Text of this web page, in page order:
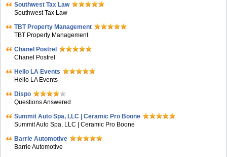
Southwest Tax Law
Southwest Tax Law
TBT Property Management
TBT Property Management
Chanel Postrel
Chanel Postrel
Hello LA Events
Hello LA Events
Dispo
Questions Answered
Summit Auto Spa, LLC | Ceramic Pro Boone
Summit Auto Spa, LLC | Ceramic Pro Boone
Barrie Automotive
Barrie Automotive